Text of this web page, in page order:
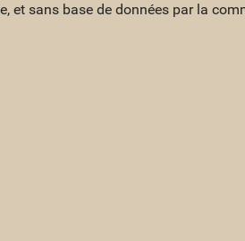
et sans base de données par la